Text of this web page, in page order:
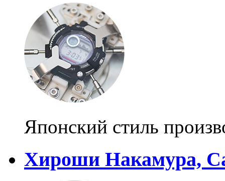
Японский стиль
Хироши Накамура,